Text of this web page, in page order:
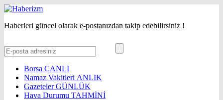
Haberleri güncel olarak e-postanızdan takip edebilirsiniz !
Borsa CANLI
Namaz Vakitleri ANLIK
GazetelerGÜNLÜK
Hava Durumu TAHMİNİ